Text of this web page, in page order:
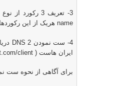
3- تعریف 3 رکورد از نوع
name هریک از این رکوردها
4- ست نمودن 2 DNS
ایران هاست (client
برای آگاهی از نحوه ست